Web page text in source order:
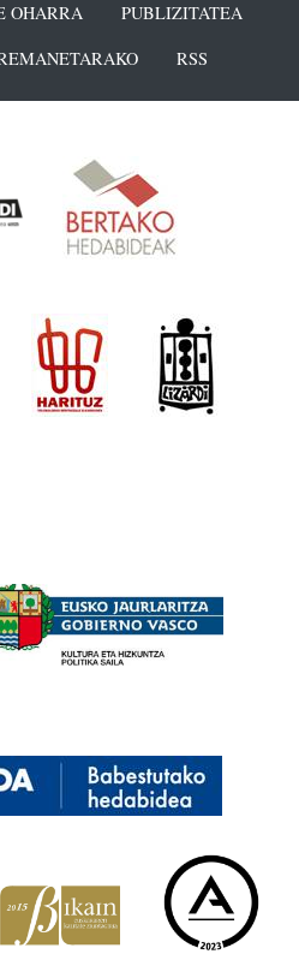
OHARRA
PUBLIZITATEA
RSS